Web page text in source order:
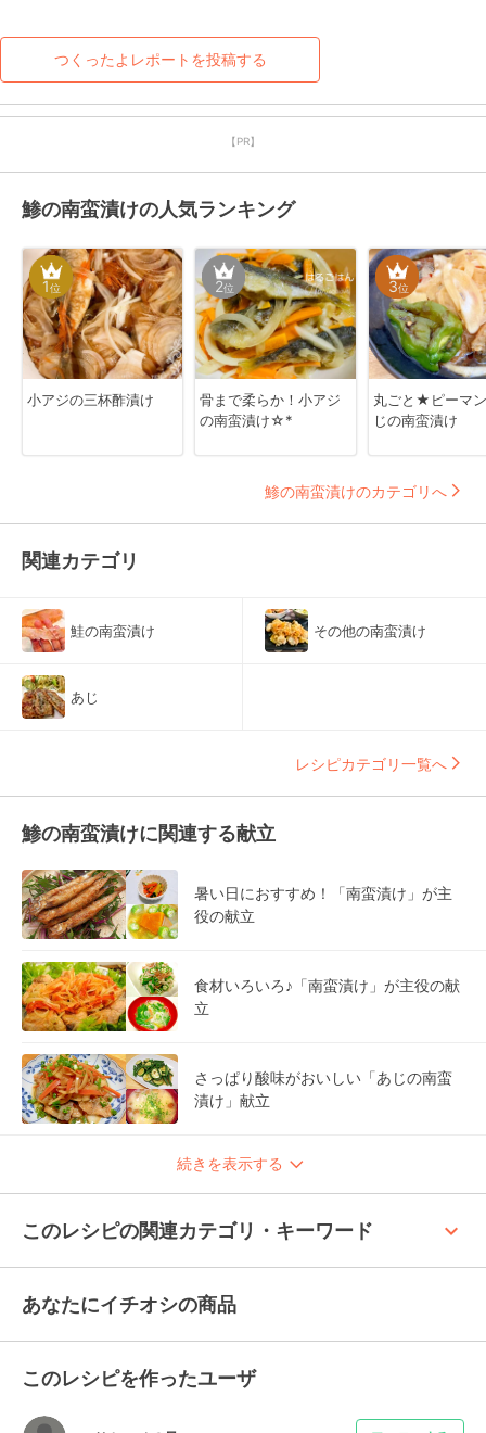
つくったよレポートを投稿する
【PR】
鯵の南蛮漬けの人気ランキング
1位
小アジの三杯酢漬け
2位
骨まで柔らか！小アジ
の南蛮漬け☆*
3位
丸ごと★ピーマ
じの南蛮漬け
鯵の南蛮漬けのカテゴリへ
関連カテゴリ
鮭の南蛮漬け その他の南蛮漬け
あじ
レシピカテゴリ一覧へ
鯵の南蛮漬けに関連する献立
暑い日におすすめ！「南蛮漬け」が主
役の献立
食材いろいろ♪「南蛮漬け」が主役の献
立
さっぱり酸味がおいしい「あじの南蛮
漬け」献立
続きを表示する
このレシピの関連カテゴリ・キーワード keyboard_arrow_up
あなたにイチオシの商品
このレシピを作ったユーザ